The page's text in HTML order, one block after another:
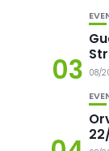
03 08/